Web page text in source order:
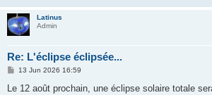
Latinus
Admin
Re: L'éclipse éclipsée...
P
s
13 Jun 2026 16:59
Le 12 août prochain, une éclipse solaire totale